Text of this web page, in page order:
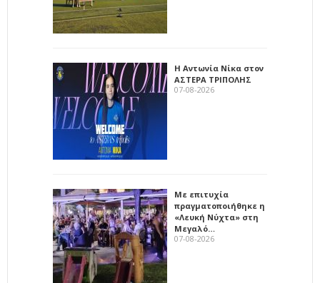
Η Αντωνία Νίκα στον
ΑΣΤΕΡΑ ΤΡΙΠΟΛΗΣ
07-08-2026
Με επιτυχία
πραγματοποιήθηκε η
«Λευκή Νύχτα» στη
Μεγαλό…
07-08-2026